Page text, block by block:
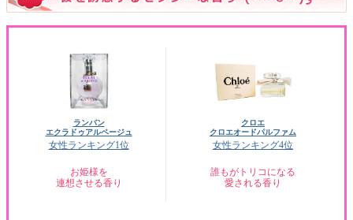
ランバン
エクラドゥアルページュ
女性ランキング1位
お姫様を
連想させる香り
クロエ
クロエオードパルファム
女性ランキング4位
誰もがトリコになる
愛される香り